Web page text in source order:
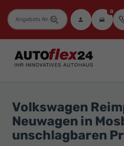
Fahrzeugnummer 0
Autoflex24
GmbH
Neuwagen
Jahreswagen
und
Volkswagen
Neuwagen in
unschlagbaren